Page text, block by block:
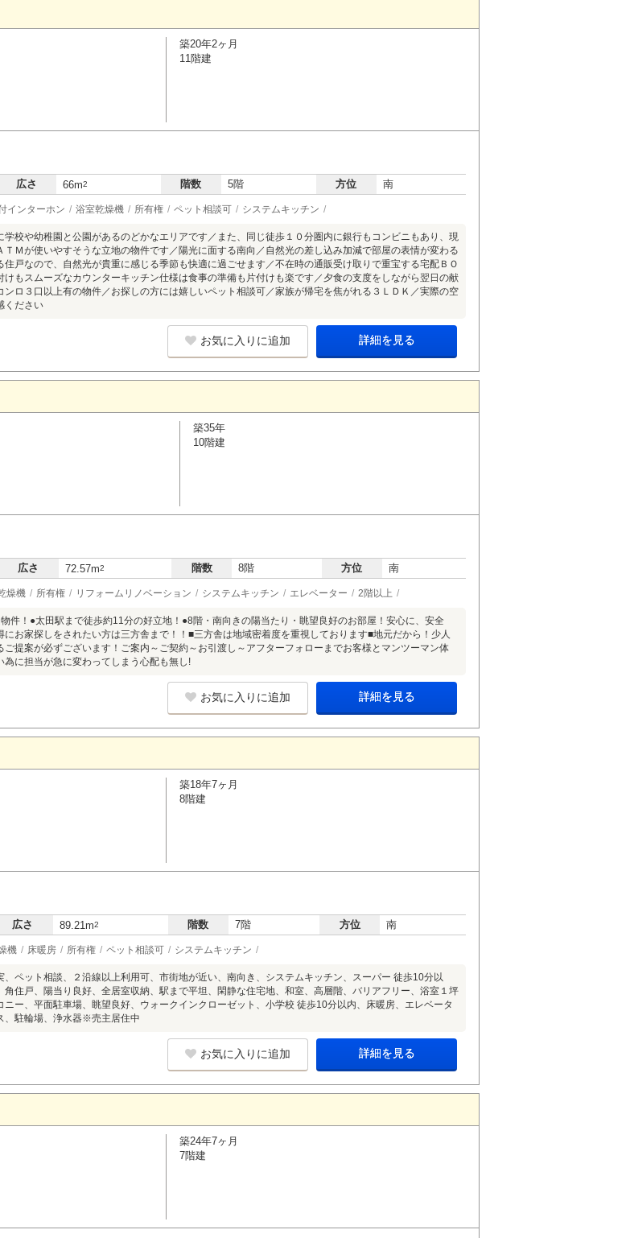
築20年2ヶ月
11階建
広さ 66m2 階数 5階 方位 南
インターホン 浴室乾燥機 所有権 ペット相談可 システムキッチン
学校や幼稚園と公園があるのどかなエリアです／また、同じ徒歩１０分圏内に銀行もコンビニもあり、現
ＴＭが使いやすそうな立地の物件です／陽光に面する南向／自然光の差し込み加減で部屋の表情が変わる
住戸なので、自然光が貴重に感じる季節も快適に過ごせます／不在時の通販受け取りで重宝する宅配ＢＯ
けもスムーズなカウンターキッチン仕様は食事の準備も片付けも楽です／夕食の支度をしながら翌日の献
ンロ３口以上有の物件／お探しの方には嬉しいペット相談可／家族が帰宅を焦がれる３ＬＤＫ／実際の空
ください
お気に入りに追加 詳細を見る
築35年
10階建
広さ 72.57m2 階数 8階 方位 南
燥機 所有権 リフォームリノベーション システムキッチン エレベーター 2階以上
件！●太田駅まで徒歩約11分の好立地！●8階・南向きの陽当たり・眺望良好のお部屋！安心に、安全
にお家探しをされたい方は三方舎まで！！■三方舎は地域密着度を重視しております■地元だから！少人
ご提案が必ずございます！ご案内～ご契約～お引渡し～アフターフォローまでお客様とマンツーマン体
為に担当が急に変わってしまう心配も無し!
お気に入りに追加 詳細を見る
築18年7ヶ月
8階建
広さ 89.21m2 階数 7階 方位 南
機 床暖房 所有権 ペット相談可 システムキッチン
、ペット相談、２沿線以上利用可、市街地が近い、南向き、システムキッチン、スーパー 徒歩10分以
角住戸、陽当り良好、全居室収納、駅まで平坦、閑静な住宅地、和室、高層階、バリアフリー、浴室１坪
ニー、平面駐車場、眺望良好、ウォークインクローゼット、小学校 徒歩10分以内、床暖房、エレベータ
、駐輪場、浄水器※売主居住中
お気に入りに追加 詳細を見る
築24年7ヶ月
7階建